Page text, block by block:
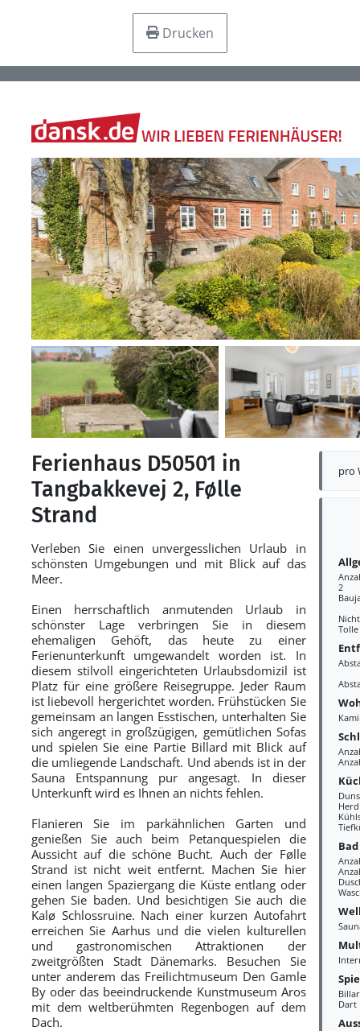
Drucken
pro
2
Herd
Bad
Dart
Ferienhaus D50501 in
Tangbakkevej 2, Følle
Strand
Verleben Sie einen unvergesslichen Urlaub in
schönsten Umgebungen und mit Blick auf das
Meer.
Einen herrschaftlich anmutenden Urlaub in
schönster Lage verbringen Sie in diesem
ehemaligen Gehöft, das heute zu einer
Ferienunterkunft umgewandelt worden ist. In
diesem stilvoll eingerichteten Urlaubsdomizil ist
Platz für eine größere Reisegruppe. Jeder Raum
ist liebevoll hergerichtet worden. Frühstücken Sie
gemeinsam an langen Esstischen, unterhalten Sie
sich angeregt in großzügigen, gemütlichen Sofas
und spielen Sie eine Partie Billard mit Blick auf
die umliegende Landschaft. Und abends ist in der
Sauna Entspannung pur angesagt. In dieser
Unterkunft wird es Ihnen an nichts fehlen.
Flanieren Sie im parkähnlichen Garten und
genießen Sie auch beim Petanquespielen die
Aussicht auf die schöne Bucht. Auch der Følle
Strand ist nicht weit entfernt. Machen Sie hier
einen langen Spaziergang die Küste entlang oder
gehen Sie baden. Und besichtigen Sie auch die
Kalø Schlossruine. Nach einer kurzen Autofahrt
erreichen Sie Aarhus und die vielen kulturellen
und gastronomischen Attraktionen der
zweitgrößten Stadt Dänemarks. Besuchen Sie
unter anderem das Freilichtmuseum Den Gamle
By oder das beeindruckende Kunstmuseum Aros
mit dem weltberühmten Regenbogen auf dem
Dach.